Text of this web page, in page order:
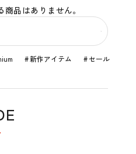
品はありません。
新作アイテム セール